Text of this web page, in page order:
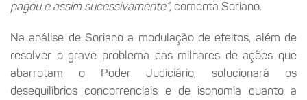
pagou e assim sucessivamente”, comenta Soriano.
Na análise de Soriano a modulação de efeitos, além de
resolver o grave problema das milhares de ações que
abarrotam o Poder Judiciário, solucionará os
desequilíbrios concorrenciais e de isonomia quanto a